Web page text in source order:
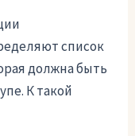
список
должна быть
К такой